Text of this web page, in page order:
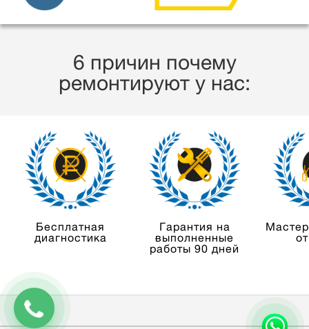
6 причин почему
ремонтируют у нас:
Бесплатная
диагностика
Гарантия на
выполненные
работы 90 дней